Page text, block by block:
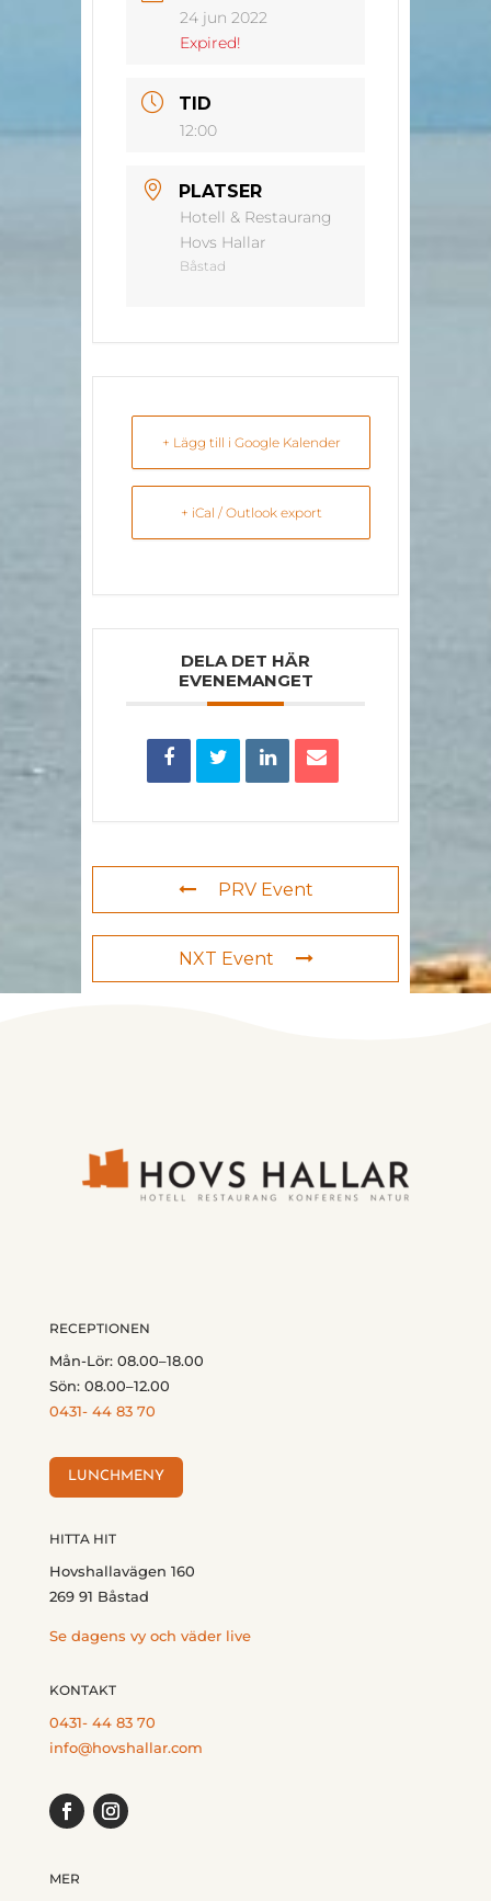
24 jun 2022
Expired!
TID
12:00
PLATSER
Hotell & Restaurang
Hovs Hallar
Båstad
+ Lägg till i Google Kalender
+ iCal / Outlook export
DELA DET HÄR
EVENEMANGET
PRV Event
NXT Event
RECEPTIONEN
Mån-Lör: 08.00–18.00
Sön: 08.00–12.00
0431- 44 83 70
LUNCHMENY
HITTA HIT
Hovshallavägen 160
269 91 Båstad
Se dagens vy och väder live
KONTAKT
0431- 44 83 70
info@hovshallar.com
MER